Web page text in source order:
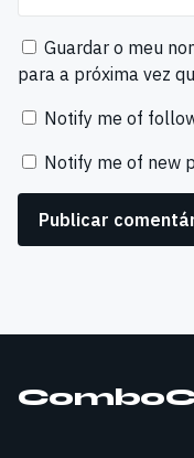
Guardar o meu
para a próxima vez
Notify me of
Notify me of new